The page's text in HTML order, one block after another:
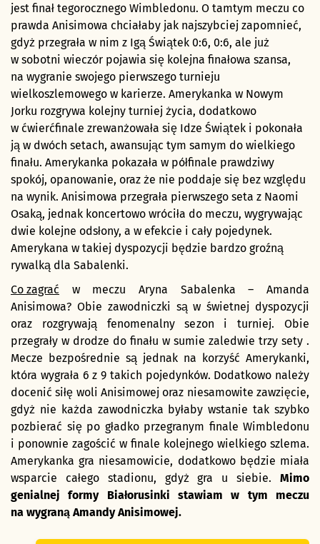
jest finał tegorocznego Wimbledonu. O tamtym meczu co
prawda Anisimowa chciałaby jak najszybciej zapomnieć,
gdyż przegrała w nim z Igą Świątek 0:6, 0:6, ale już
w sobotni wieczór pojawia się kolejna finałowa szansa,
na wygranie swojego pierwszego turnieju
wielkoszlemowego w karierze. Amerykanka w Nowym
Jorku rozgrywa kolejny turniej życia, dodatkowo
w ćwierćfinale zrewanżowała się Idze Świątek i pokonała
ją w dwóch setach, awansując tym samym do wielkiego
finału. Amerykanka pokazała w półfinale prawdziwy
spokój, opanowanie, oraz że nie poddaje się bez względu
na wynik. Anisimowa przegrała pierwszego seta z Naomi
Osaką, jednak koncertowo wróciła do meczu, wygrywając
dwie kolejne odsłony, a w efekcie i cały pojedynek.
Amerykana w takiej dyspozycji będzie bardzo groźną
rywalką dla Sabalenki.
Co zagrać w meczu Aryna Sabalenka – Amanda
Anisimowa? Obie zawodniczki są w świetnej dyspozycji
oraz rozgrywają fenomenalny sezon i turniej. Obie
przegrały w drodze do finału w sumie zaledwie trzy sety .
Mecze bezpośrednie są jednak na korzyść Amerykanki,
która wygrała 6 z 9 takich pojedynków. Dodatkowo należy
docenić siłę woli Anisimowej oraz niesamowite zawzięcie,
gdyż nie każda zawodniczka byłaby wstanie tak szybko
pozbierać się po gładko przegranym finale Wimbledonu
i ponownie zagościć w finale kolejnego wielkiego szlema.
Amerykanka gra niesamowicie, dodatkowo będzie miała
wsparcie całego stadionu, gdyż gra u siebie. Mimo
genialnej formy Białorusinki stawiam w tym meczu
na wygraną Amandy Anisimowej.